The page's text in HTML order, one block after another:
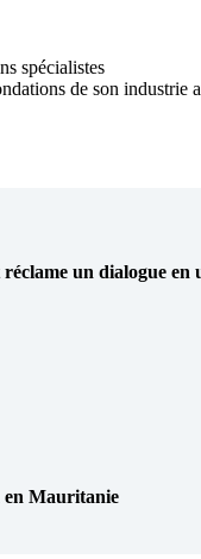
spécialistes
de son industrie
un dialogue en
Mauritanie